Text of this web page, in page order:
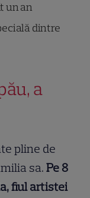
un an
dintre
a
pline de
sa.Pe 8
fiul artistei